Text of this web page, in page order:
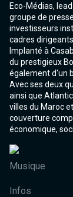
Eco-Médias,
groupe de
investisseurs
cadres
Implanté à
du prestigieux
également d'un
Avec ses deux
ainsi que
villes du Maroc
couverture
économique,
Musique
Infos